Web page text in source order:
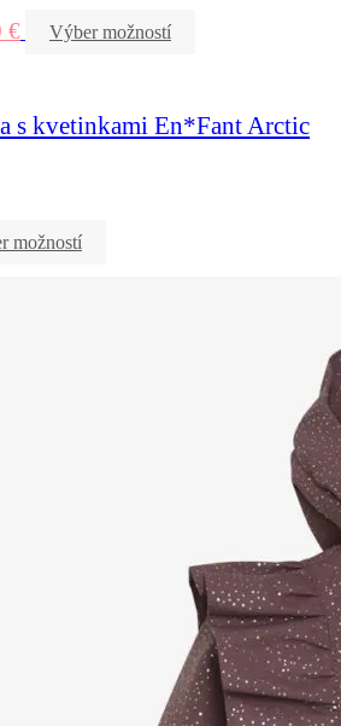
€ Výber možností
s kvetinkami En*Fant Arctic
možností